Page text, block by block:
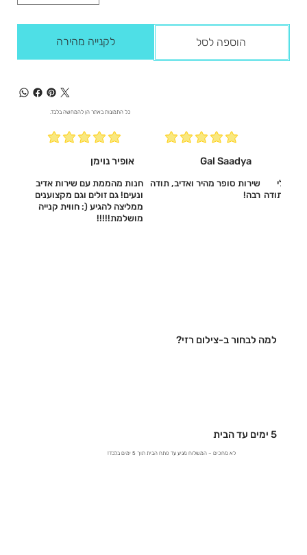
הוספה לסל לקנייה מהירה
כל התמונות באתר הן להמחשה בלבד.
אופיר נוימן
חנות מהממת עם שירות אדיב
ונעים! גם זולים וגם מקצוענים
ממליצה להגיע (: חווית קנייה
מושלמת!!!!!‎
Gal Saadya
שירות סופר מהיר ואדיב, תודה
רבה!
לי
תודה
למה לבחור ב-צילום רזי?
5 ימים עד הבית
לא מחכים – המשלוח מגיע עד פתח הבית תוך 5 ימים בלבד!